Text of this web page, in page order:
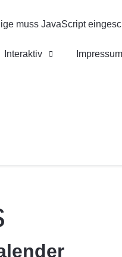
muss JavaScript
Interaktiv Impressum